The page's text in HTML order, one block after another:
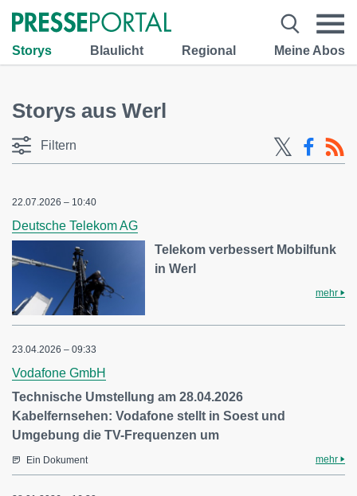
Storys Blaulicht Regional Meine Abos
Storys aus Werl
Filtern
22.07.2026 – 10:40
Deutsche Telekom AG
Telekom verbessert Mobilfunk
in Werl
mehr
23.04.2026 – 09:33
Vodafone GmbH
Technische Umstellung am 28.04.2026
Kabelfernsehen: Vodafone stellt in Soest und
Umgebung die TV-Frequenzen um
Ein Dokument mehr